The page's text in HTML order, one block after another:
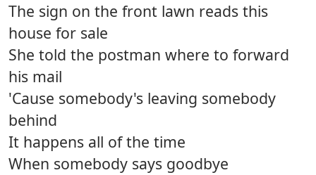
The sign on the front lawn reads this
house for sale
She told the postman where to forward
his mail
'Cause somebody's leaving somebody
behind
It happens all of the time
When somebody says goodbye